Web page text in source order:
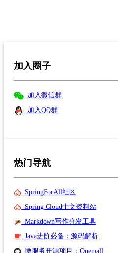
加入圈子
加入微信群
加入QQ群
热门导航
SpringForAll社区
Spring Cloud中文资料站
Markdown写作分发工具
Java进阶必备：源码解析
微服务开源项目：Onemall